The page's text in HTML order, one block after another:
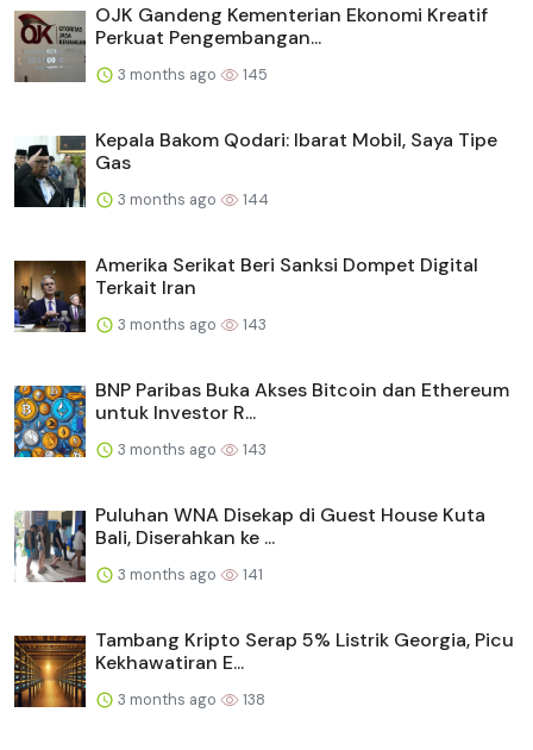
OJK Gandeng Kementerian Ekonomi Kreatif
Perkuat Pengembangan...
3 months ago 145
Kepala Bakom Qodari: Ibarat Mobil, Saya Tipe
Gas
3 months ago 144
Amerika Serikat Beri Sanksi Dompet Digital
Terkait Iran
3 months ago 143
BNP Paribas Buka Akses Bitcoin dan Ethereum
untuk Investor R...
3 months ago 143
Puluhan WNA Disekap di Guest House Kuta
Bali, Diserahkan ke ...
3 months ago 141
Tambang Kripto Serap 5% Listrik Georgia, Picu
Kekhawatiran E...
3 months ago 138